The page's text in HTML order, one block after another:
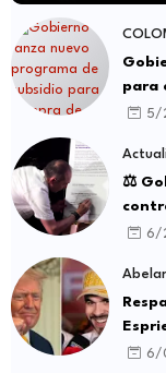
para
5/
⚖️
6/
6/